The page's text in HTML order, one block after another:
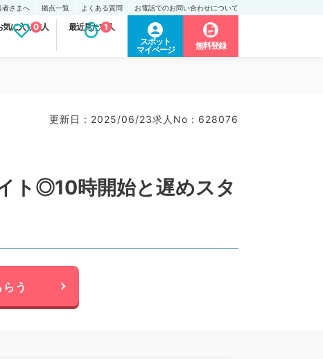
者さまへ 拠点一覧 よくある質問 お電話でのお問い合わせについて
気に入り求人
0 最近見た求人
1
スポット
マイページ
無料登録
更新日 : 2025/06/23求人No : 628076
ト◎10時開始と遅めスタ
う